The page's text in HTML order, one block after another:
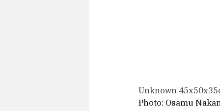
Unknown
Photo: Osamu